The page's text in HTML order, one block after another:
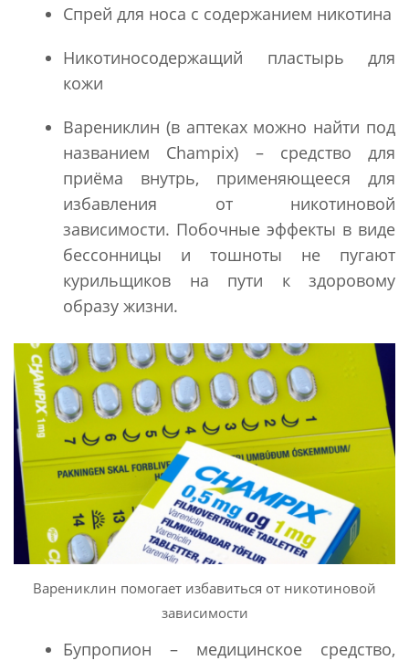
Спрей для носа с содержанием никотина
Никотиносодержащий пластырь для
кожи
Варениклин (в аптеках можно найти под
названием Champix) – средство для
приёма внутрь, применяющееся для
избавления от никотиновой
зависимости. Побочные эффекты в виде
бессонницы и тошноты не пугают
курильщиков на пути к здоровому
образу жизни.
Варениклин помогает избавиться от никотиновой
зависимости
Бупропион – медицинское средство,